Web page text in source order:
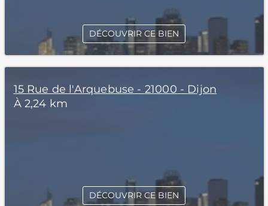
DÉCOUVRIR CE BIEN
15 Rue de l'Arquebuse - 21000 - Dijon
À 2,24 km
DÉCOUVRIR CE BIEN